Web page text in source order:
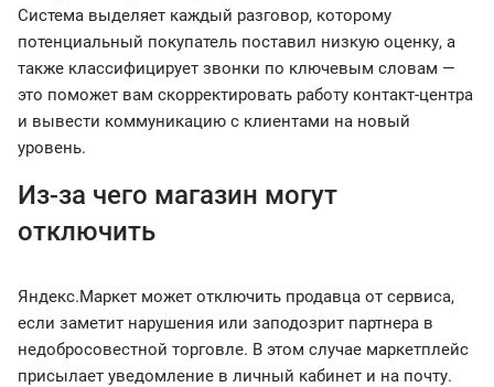
Система выделяет каждый разговор, которому
потенциальный покупатель поставил низкую оценку, а
также классифицирует звонки по ключевым словам —
это поможет вам скорректировать работу контакт-центра
и вывести коммуникацию с клиентами на новый
уровень.
Из-за чего магазин могут
отключить
Яндекс.Маркет может отключить продавца от сервиса,
если заметит нарушения или заподозрит партнера в
недобросовестной торговле. В этом случае маркетплейс
присылает уведомление в личный кабинет и на почту.